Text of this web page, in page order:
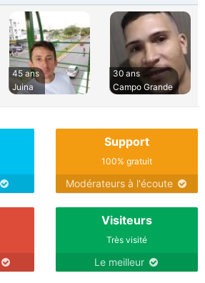
45 ans
Juina
30 ans
Campo Grande
Support
100% gratuit
Modérateurs à l'écoute
Visiteurs
Très visité
Le meilleur